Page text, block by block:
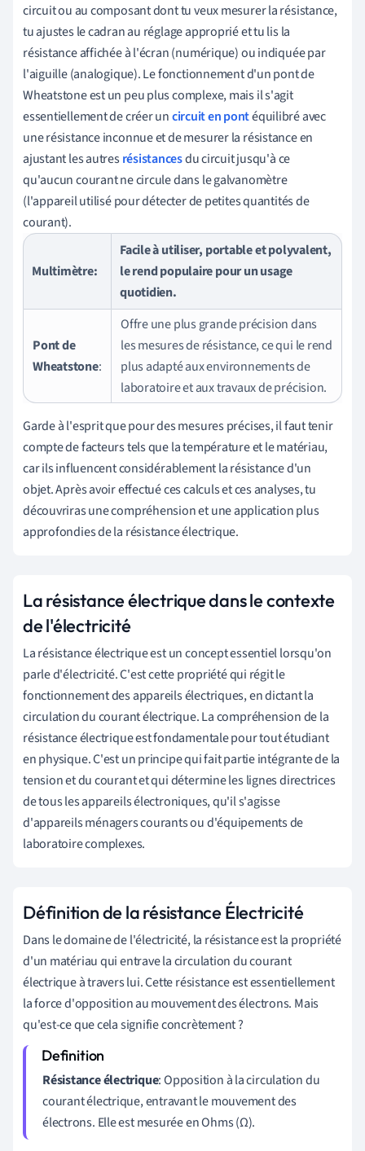
circuit ou au composant dont tu veux mesurer la résistance,
tu ajustes le cadran au réglage approprié et tu lis la
résistance affichée à l'écran (numérique) ou indiquée par
l'aiguille (analogique). Le fonctionnement d'un pont de
Wheatstone est un peu plus complexe, mais il s'agit
essentiellement de créer uncircuit en pontéquilibré avec
une résistance inconnue et de mesurer la résistance en
ajustant les autresrésistancesdu circuit jusqu'à ce
qu'aucun courant ne circule dans le galvanomètre
(l'appareil utilisé pour détecter de petites quantités de
courant).
Multimètre:
Facile à utiliser, portable et polyvalent,
le rend populaire pour un usage
quotidien.
Pont de
Wheatstone:
Offre une plus grande précision dans
les mesures de résistance, ce qui le rend
plus adapté aux environnements de
laboratoire et aux travaux de précision.
Garde à l'esprit que pour des mesures précises, il faut tenir
compte de facteurs tels que la température et le matériau,
car ils influencent considérablement la résistance d'un
objet. Après avoir effectué ces calculs et ces analyses, tu
découvriras une compréhension et une application plus
approfondies de la résistance électrique.
La résistance électrique dans le contexte
de l'électricité
La résistance électrique est un concept essentiel lorsqu'on
parle d'électricité. C'est cette propriété qui régit le
fonctionnement des appareils électriques, en dictant la
circulation du courant électrique. La compréhension de la
résistance électrique est fondamentale pour tout étudiant
en physique. C'est un principe qui fait partie intégrante de la
tension et du courant et qui détermine les lignes directrices
de tous les appareils électroniques, qu'il s'agisse
d'appareils ménagers courants ou d'équipements de
laboratoire complexes.
Définition de la résistance Électricité
Dans le domaine de l'électricité, la résistance est la propriété
d'un matériau qui entrave la circulation du courant
électrique à travers lui. Cette résistance est essentiellement
la force d'opposition au mouvement des électrons. Mais
qu'est-ce que cela signifie concrètement ?
Résistance électrique: Opposition à la circulation du
courant électrique, entravant le mouvement des
électrons. Elle est mesurée en Ohms (Ω).